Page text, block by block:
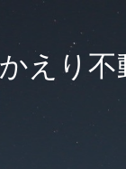
えり不